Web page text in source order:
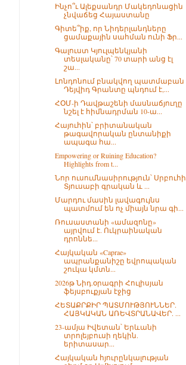
Ինչո՞ւ Ալեքսանդր Մակեդոնացին
չնվաճեց Հայաստանը
Գիտե՞իք, որ Նիդերլանդները
ցամաքային սահման ունի Ֆր...
Գալուստ Կյուլպենկյանի
տեսլականը՝ 70 տարի անց էլ
շա...
Լոնդոնում բնակվող պատմաբան
Դեյվիդ Գրանտը պնդում է,...
ՀՕՄ-ի Դավթաշենի մասնաճյուղը
նշել է հիմնադրման 10-ա...
Հայուհին՝ բրիտանական
թագավորական ընտանիքի
ապագա հա...
Empowering or Ruining Education?
Highlights from t...
Նոր ուսումնասիրություն՝ Սրբուհի
Տյուսաբի գրական և ...
Մարդու մասին լավագույնս
պատմում են ոչ միայն նրա գի...
Ռուսաստանի «ամազոնը»
այրվում է. Ուկրաինական
դրոննե...
Հայկական «Caprae»
ապրանքանիշը եվրոպական
շուկա կմտն...
2026թ Նիդ.օրագրի Հուլիսյան
ֆեյսբուքյան էջից
ՀԵՏԱՔՐՔԻՐ ՊԱՏՄՈՒԹՅՈՒՆՆԵՐ.
ՀԱՅԿԱԿԱՆ ԱՌԵՎՏՐԱՆԱՎԵՐ. ...
23-ամյա Իվետան՝ Երևանի
տրոլեյբուսի ղեկին.
երիտասար...
Հայկական հյուրընկալության